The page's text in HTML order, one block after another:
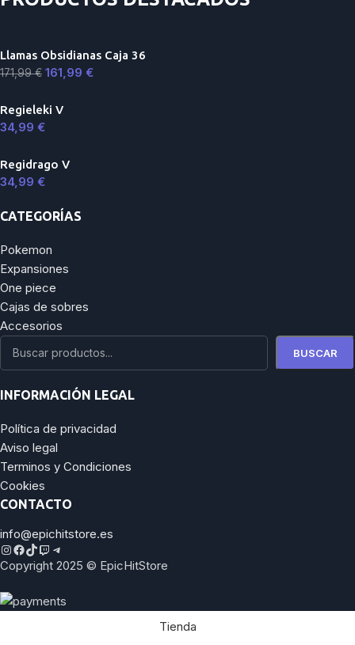
Llamas Obsidianas Caja 36
171,99€ 161,99 €
Regieleki V
34,99 €
Regidrago V
34,99 €
CATEGORÍAS
Pokemon
Expansiones
One piece
Cajas de sobres
Accesorios
BUSCAR
INFORMACIÓN LEGAL
Política de privacidad
Aviso legal
Terminos y Condiciones
Cookies
CONTACTO
info@epichitstore.es
Copyright 2025 © EpicHitStore
Tienda